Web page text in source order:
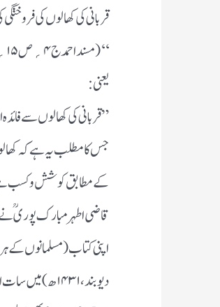
قربانی کی کھالوں کی
‘‘(مسنداحمدج ۴؍ص۱۵؍،نیل الاوطارج۵؍ص۱۹۱؍)۔
یعنی:
”قربانی کی کھالوں سے فائدہ
جس کامطلب یہ ہے کہ
کے مطابق کوشش وکسب ہے۔
قاضی اطہرمبارک پوریؒ